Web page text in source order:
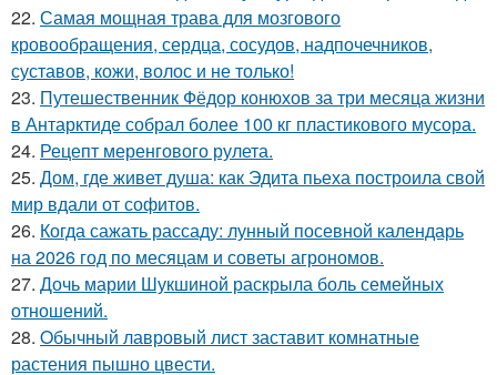
22. Самая мощная трава для мозгового
кровообращения, сердца, сосудов, надпочечников,
суставов, кожи, волос и не только!
23. Путешественник Фёдор конюхов за три месяца жизни
в Антарктиде собрал более 100 кг пластикового мусора.
24. Рецепт меренгового рулета.
25. Дом, где живет душа: как Эдита пьеха построила свой
мир вдали от софитов.
26. Когда сажать рассаду: лунный посевной календарь
на 2026 год по месяцам и советы агрономов.
27. Дочь марии Шукшиной раскрыла боль семейных
отношений.
28. Oбычный лавровый лист заставит комнатные
растения пышно цвести.